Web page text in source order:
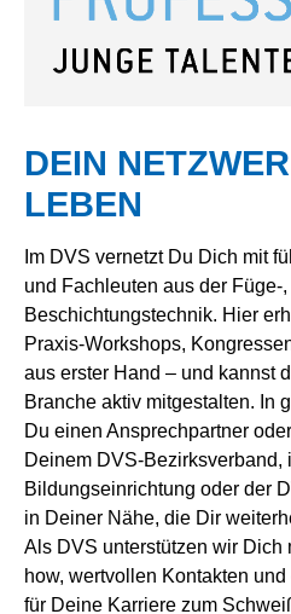
DEIN
LEBEN
Im DVS vernetzt Du Dich mit
und Fachleuten aus der Füge-,
Beschichtungstechnik. Hier
Praxis-Workshops,
aus erster Hand – und kannst
Branche aktiv mitgestalten. In
Du einen Ansprechpartner
Deinem DVS-
Bildungseinrichtung oder der
in Deiner Nähe, die Dir
Als DVS unterstützen wir Dich
how, wertvollen Kontakten
für Deine Karriere zum